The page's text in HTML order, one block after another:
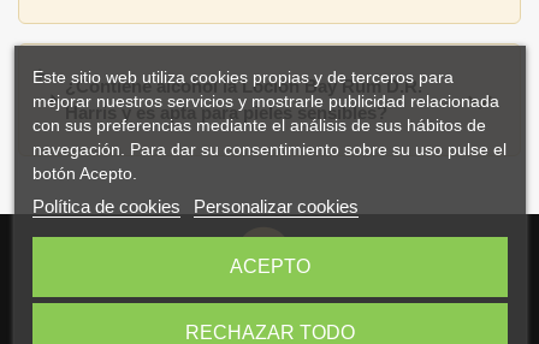
¿Contiene alcohol la Loción Bay Rum D.R.
Harris y es apta para pieles sensibles?
Este sitio web utiliza cookies propias y de terceros para
mejorar nuestros servicios y mostrarle publicidad relacionada
con sus preferencias mediante el análisis de sus hábitos de
navegación. Para dar su consentimiento sobre su uso pulse el
botón Acepto.
Política de cookies Personalizar cookies
RECHAZAR TODO
ACEPTO
Atención Experta